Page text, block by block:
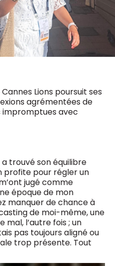
Lions poursuit ses
agrémentées de
impromptues avec
a trouvé son équilibre
profite pour régler un
jugé comme
époque de mon
manquer de chance à
de moi-même, une
mal, l’autre fois ; un
pas toujours aligné ou
trop présente. Tout
DIGITAL :
MM e - News
MM Brunch
MM Tech
(digital)